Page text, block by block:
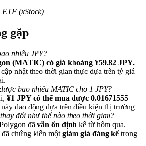
hồng!
ETF (xStock)
gặp
nhiêu JPY?
(MATIC) có giá khoảng ¥59.82 JPY.
nhật theo thời gian thực dựa trên tỷ giá
bao nhiêu MATIC cho 1 JPY?
¥1 JPY có thể mua được 0.01671555
dao động dựa trên điều kiện thị trường.
đổi như thế nào theo thời gian?
đã vẫn ổn định kể từ hôm qua.
chứng kiến một giảm giá đáng kểtrong